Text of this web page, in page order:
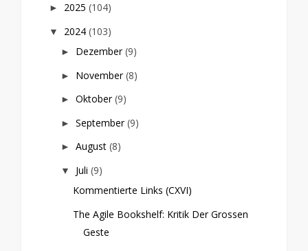
► 2025 (104)
▼ 2024 (103)
► Dezember(9)
► November(8)
► Oktober(9)
► September(9)
► August (8)
▼ Juli (9)
Kommentierte Links (CXVI)
The Agile Bookshelf: Kritik Der Grossen
Geste